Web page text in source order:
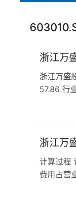
浙江万
浙江万盛
57.86 行
浙江万
计算过程
费用占营